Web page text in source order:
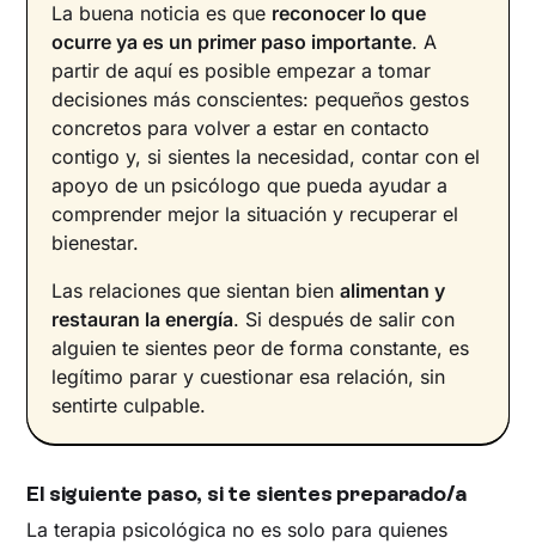
La buena noticia es que reconocer lo que
ocurre ya es un primer paso importante. A
partir de aquí es posible empezar a tomar
decisiones más conscientes: pequeños gestos
concretos para volver a estar en contacto
contigo y, si sientes la necesidad, contar con el
apoyo de un psicólogo que pueda ayudar a
comprender mejor la situación y recuperar el
bienestar.
Las relaciones que sientan bienalimentan y
restauran la energía. Si después de salir con
alguien te sientes peor de forma constante, es
legítimo parar y cuestionar esa relación, sin
sentirte culpable.
El siguiente paso, si te sientes preparado/a
La terapia psicológica no es solo para quienes